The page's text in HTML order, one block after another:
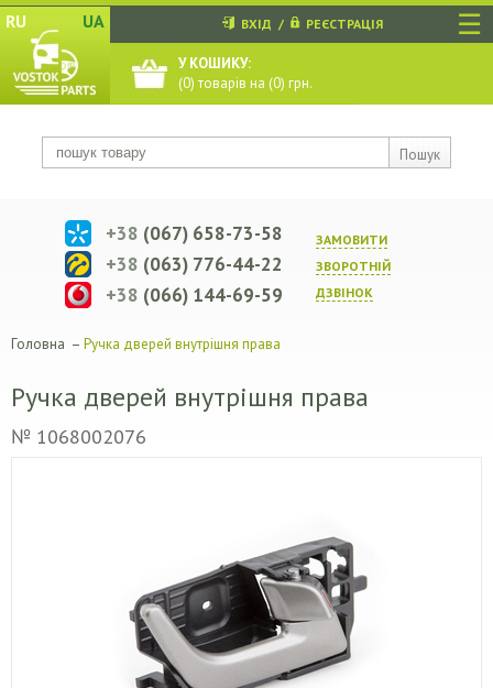
☰
RU UA
Пошук
ВХІД / РЕЄСТРАЦІЯ
У КОШИКУ:
(0) товарів на (0) грн.
ЗАМОВИТИ
ЗВОРОТНIЙ
ДЗВIНОК
+38 (067) 658-73-58
+38 (063) 776-44-22
+38 (066) 144-69-59
Головна – Ручка дверей внутрішня права
Ручка дверей внутрішня права
№ 1068002076